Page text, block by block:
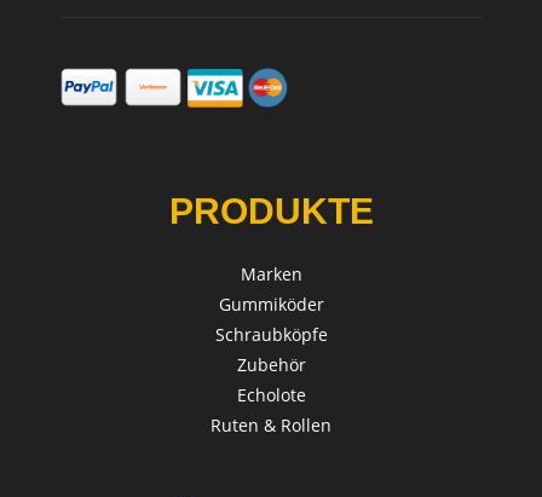
PRODUKTE
Marken
Gummiköder
Schraubköpfe
Zubehör
Echolote
Ruten & Rollen